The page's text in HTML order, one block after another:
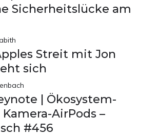
Sicherheitslücke am
Streit mit Jon
sich
| Ökosystem-
AirPods –
#456